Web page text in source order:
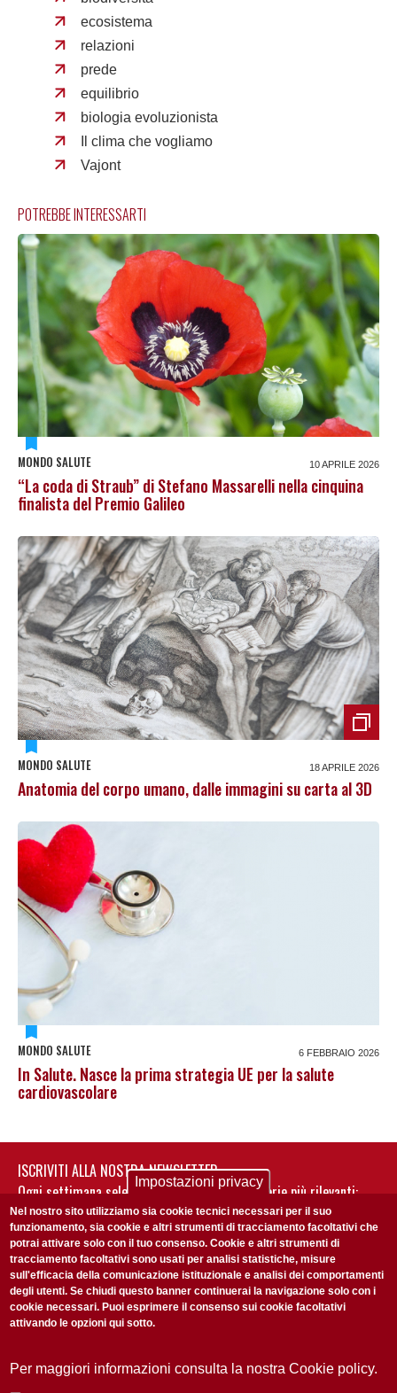
ecosistema
relazioni
prede
equilibrio
biologia evoluzionista
Il clima che vogliamo
Vajont
POTREBBE INTERESSARTI
MONDO SALUTE 10 APRILE 2026
“La coda di Straub” di Stefano Massarelli nella cinquina
finalista del Premio Galileo
MONDO SALUTE 18 APRILE 2026
Anatomia del corpo umano, dalle immagini su carta al 3D
MONDO SALUTE 6 FEBBRAIO 2026
In Salute. Nasce la prima strategia UE per la salute
cardiovascolare
ISCRIVITI ALLA NOSTRA NEWSLETTER
Ogni settimana selezioniamo per te nostre storie più rilevanti:
non perderti gli aggiornamenti della nostra newsletter
Accetto laPrivacy Policy
Impostazioni privacy
Nel nostro sito utilizziamo sia cookie tecnici necessari per il suo
funzionamento, sia cookie e altri strumenti di tracciamento facoltativi che
potrai attivare solo con il tuo consenso. Cookie e altri strumenti di
tracciamento facoltativi sono usati per analisi statistiche, misure
sull'efficacia della comunicazione istituzionale e analisi dei comportamenti
degli utenti. Se chiudi questo banner continuerai la navigazione solo con i
cookie necessari. Puoi esprimere il consenso sui cookie facoltativi
attivando le opzioni qui sotto.
Per maggiori informazioni consulta la nostra Cookie policy.